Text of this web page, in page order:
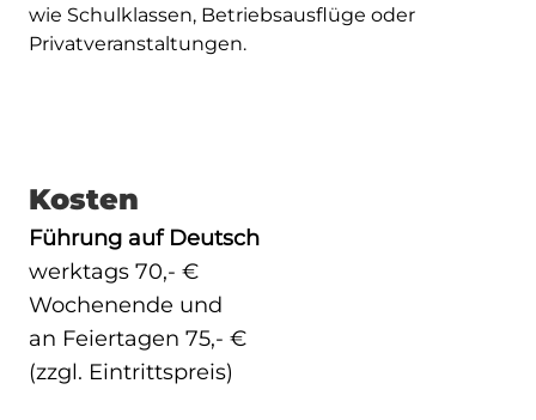
wie Schulklassen, Betriebsausflüge oder
Privatveranstaltungen.
Kosten
Führung auf Deutsch
werktags 70,- €
Wochenende und
an Feiertagen 75,- €
(zzgl. Eintrittspreis)